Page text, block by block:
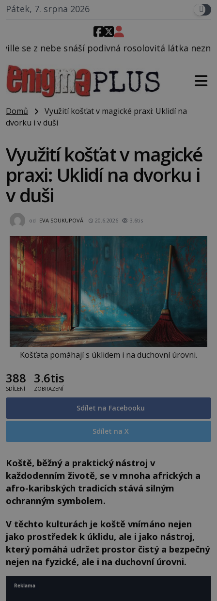
Pátek, 7. srpna 2026
podivná rosolovitá látka neznámého původu.
Domů
Využití košťat v magické praxi: Uklidí na
dvorku i v duši
Využití košťat v magické
praxi: Uklidí na dvorku i
v duši
od EVA SOUKUPOVÁ 20.6.2026 3.6tis
Košťata pomáhají s úklidem i na duchovní úrovni.
388
SDÍLENÍ
3.6tis
ZOBRAZENÍ
Sdílet na Facebooku
Sdílet na X
Koště, běžný a praktický nástroj v
každodenním životě, se v mnoha afrických a
afro-karibských tradicích stává silným
ochranným symbolem.
V těchto kulturách je koště vnímáno nejen
jako prostředek k úklidu, ale i jako nástroj,
který pomáhá udržet prostor čistý a bezpečný
nejen na fyzické, ale i na duchovní úrovni.
Reklama